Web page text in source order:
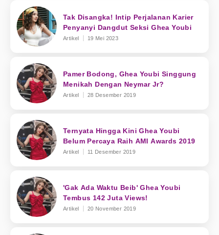
Tak Disangka! Intip Perjalanan Karier
Penyanyi Dangdut Seksi Ghea Youbi
Artikel 19 Mei 2023
Pamer Bodong, Ghea Youbi Singgung
Menikah Dengan Neymar Jr?
Artikel 28 Desember 2019
Ternyata Hingga Kini Ghea Youbi
Belum Percaya Raih AMI Awards 2019
Artikel 11 Desember 2019
'Gak Ada Waktu Beib' Ghea Youbi
Tembus 142 Juta Views!
Artikel 20 November 2019